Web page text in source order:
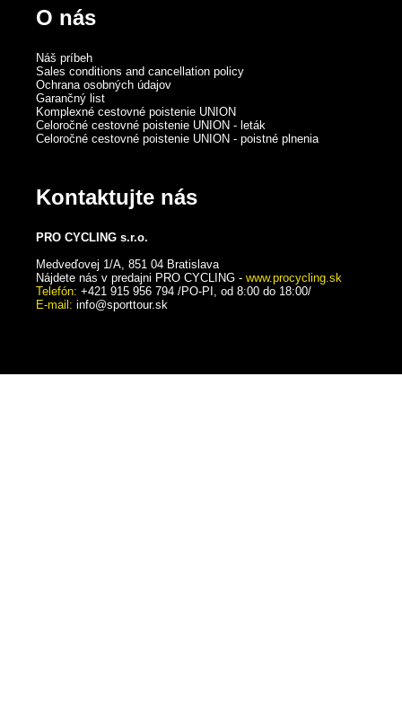
O nás
Náš príbeh
Sales conditions and cancellation policy
Ochrana osobných údajov
Garančný list
Komplexné cestovné poistenie UNION
Celoročné cestovné poistenie UNION - leták
Celoročné cestovné poistenie UNION - poistné plnenia
Kontaktujte nás
PRO CYCLING s.r.o.
Medveďovej 1/A, 851 04 Bratislava
Nájdete nás v predajni PRO CYCLING - www.procycling.sk
Telefón: +421 915 956 794 /PO-PI, od 8:00 do 18:00/
E-mail: info@sporttour.sk